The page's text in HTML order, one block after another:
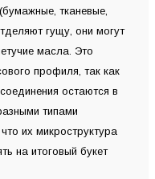
тканевые,
гущу, они могут
масла. Это
профиля, так как
остаются в
типами
их микроструктура
на итоговый букет